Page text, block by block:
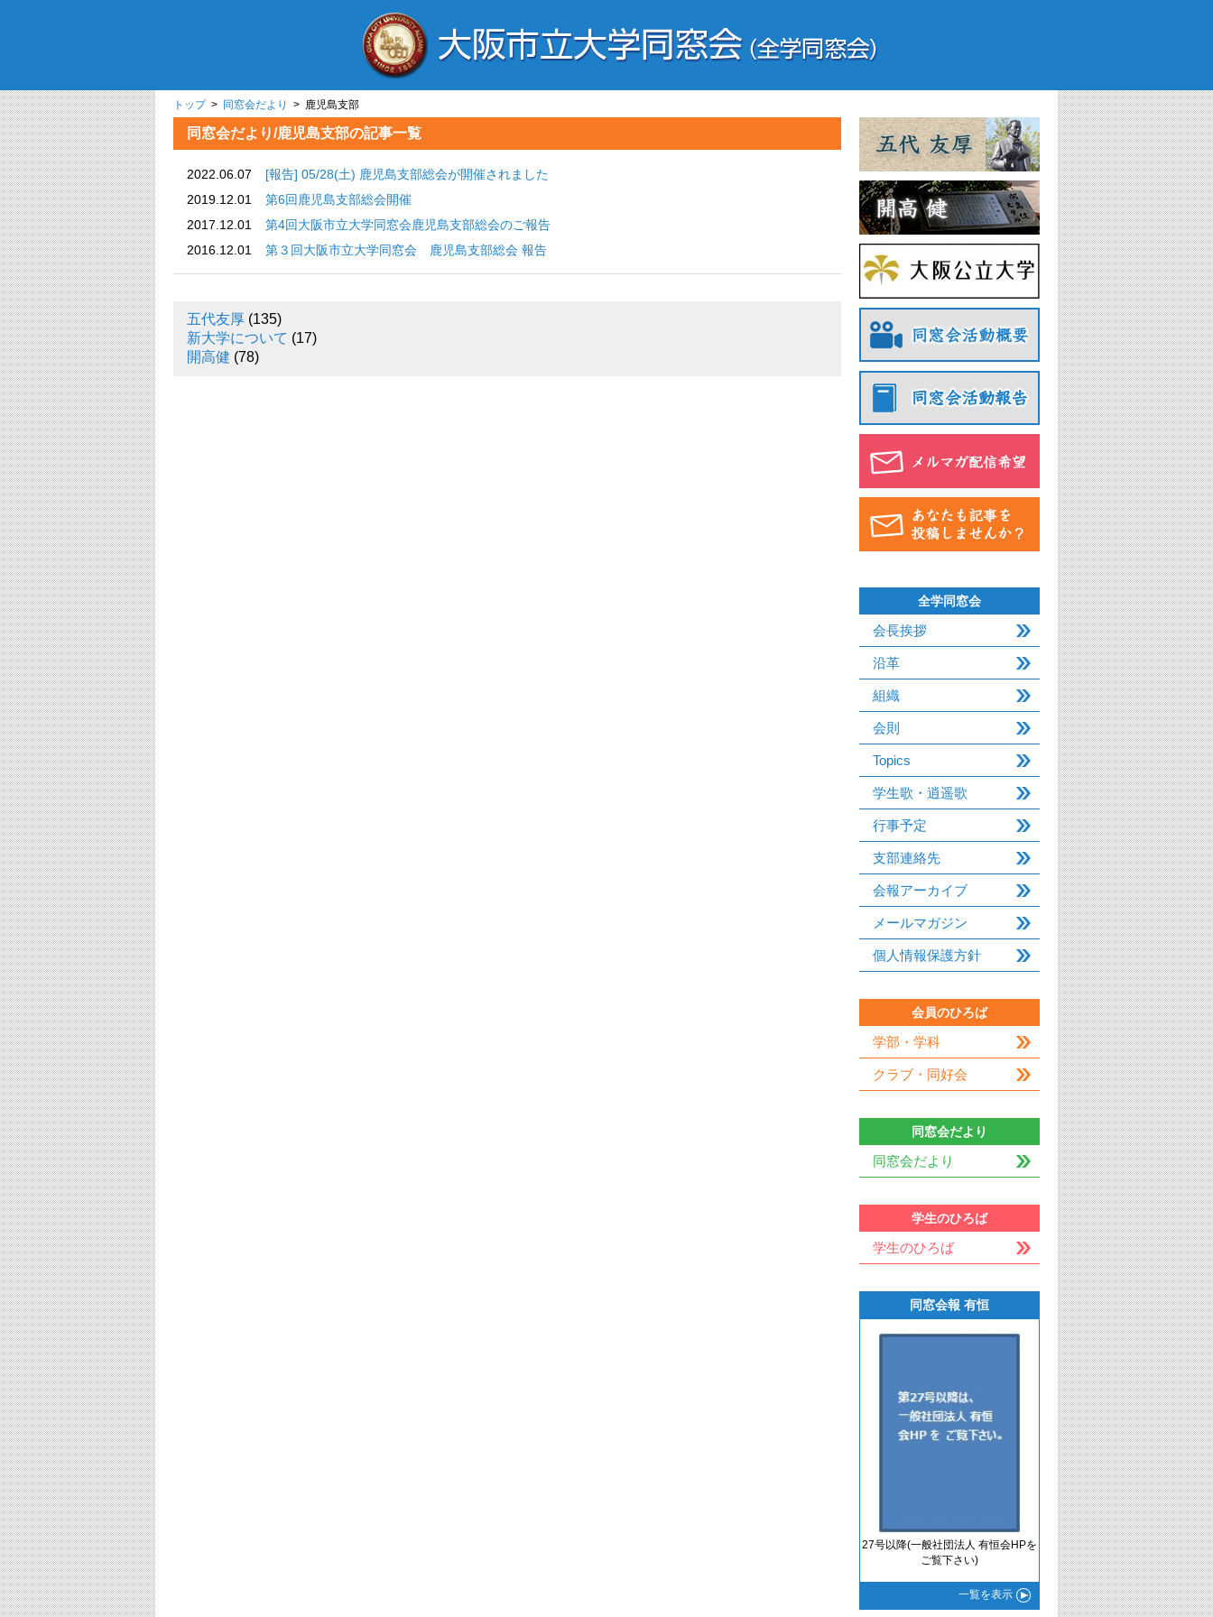
トップ> 同窓会だより > 鹿児島支部
同窓会だより/鹿児島支部の記事一覧
2022.06.07
[報告] 05/28(土) 鹿児島支部総会が開催されました
2019.12.01
第6回鹿児島支部総会開催
2017.12.01
第4回大阪市立大学同窓会鹿児島支部総会のご報告
2016.12.01
第３回大阪市立大学同窓会 鹿児島支部総会 報告
五代友厚 (135)
新大学について (17)
開高健 (78)
全学同窓会
会長挨拶
沿革
組織
会則
Topics
学生歌・逍遥歌
行事予定
支部連絡先
会報アーカイブ
メールマガジン
個人情報保護方針
会員のひろば
学部・学科
クラブ・同好会
同窓会だより
同窓会だより
学生のひろば
学生のひろば
同窓会報 有恒
27号以降(一般社団法人 有恒会HPを
ご覧下さい)
一覧を表示